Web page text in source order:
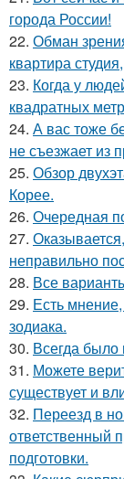
города России!
22. Обман
квартира
23. Когда у
квадратных
24. А вас тоже
не съезжает из
25. Обзор
Корее.
26. Очередная
27.
неправильно
28. Все
29. Есть
зодиака.
30. Всегда было
31. Можете
существует и
32. Переезд в
ответственный
подготовки.